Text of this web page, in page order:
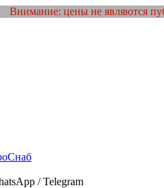
Внимание: цены не являются
/ Telegram